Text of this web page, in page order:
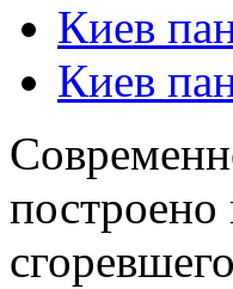
Киев
Киев
построено